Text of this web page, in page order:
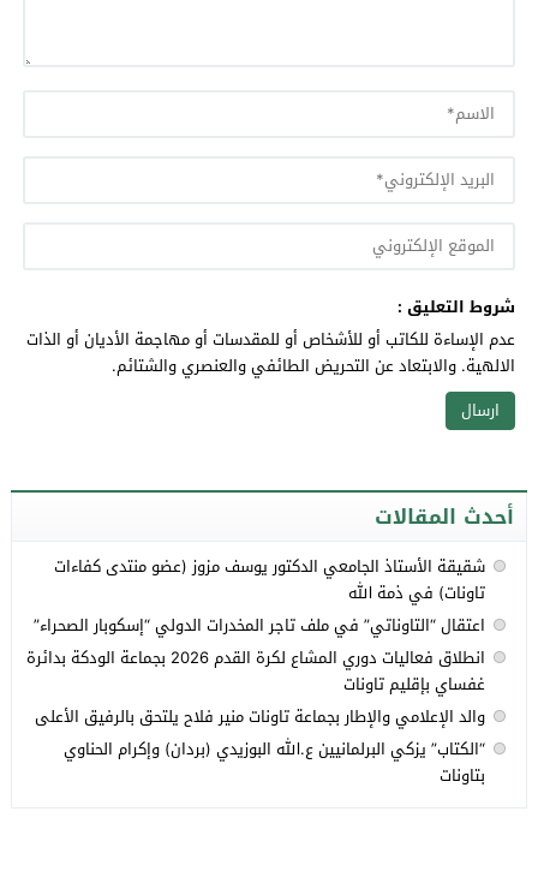
شروط التعليق :
عدم الإساءة للكاتب أو للأشخاص أو للمقدسات أو مهاجمة الأديان أو الذات
الالهية. والابتعاد عن التحريض الطائفي والعنصري والشتائم.
أحدث المقالات
شقيقة الأستاذ الجامعي الدكتور يوسف مزوز (عضو منتدى كفاءات
تاونات) في ذمة الله
اعتقال “التاوناتي” في ملف تاجر المخدرات الدولي “إسكوبار الصحراء”
انطلاق فعاليات دوري المشاع لكرة القدم 2026 بجماعة الودكة بدائرة
غفساي بإقليم تاونات
والد الإعلامي والإطار بجماعة تاونات منير فلاح يلتحق بالرفيق الأعلى
“الكتاب” يزكي البرلمانيين ع.الله البوزيدي (بردان) وإكرام الحناوي
بتاونات